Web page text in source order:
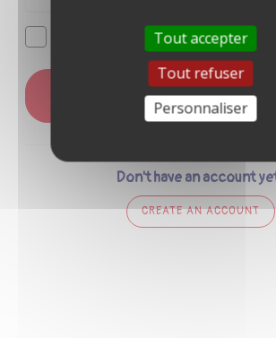
LOG IN
Don't have an account
CREATE AN ACCOUNT
Tout accepter
Tout refuser
Personnaliser